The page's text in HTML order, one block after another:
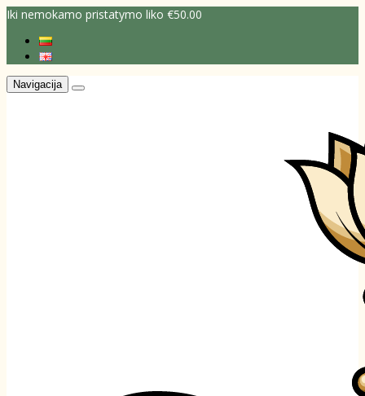
Iki nemokamo pristatymo liko €50.00
Navigacija